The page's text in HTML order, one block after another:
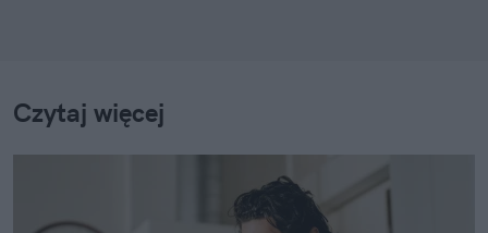
Czytaj więcej